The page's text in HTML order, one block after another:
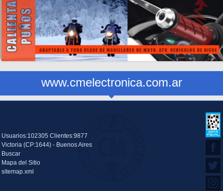
www.cmelectronica.com.ar
Usuarios:102305 Clientes:9877
Victoria (CP:1644) - Buenos Aires
Buscar
Mapa del Sitio
sitemap.xml